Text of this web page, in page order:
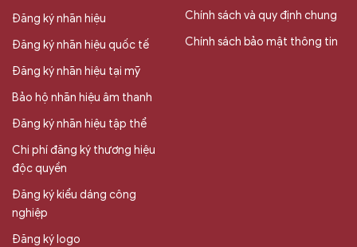
Đăng ký nhãn hiệu
Đăng ký nhãn hiệu quốc tế
Đăng ký nhãn hiệu tại mỹ
Bảo hộ nhãn hiệu âm thanh
Đăng ký nhãn hiệu tập thể
Chi phí đăng ký thương hiệu
độc quyền
Đăng ký kiểu dáng công
nghiệp
Đăng ký logo
Chính sách và quy định chung
Chính sách bảo mật thông tin